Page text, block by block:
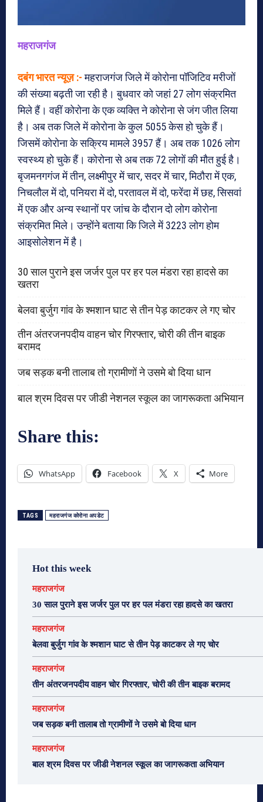
महराजगंज
दबंग भारत न्यूज़ :-महराजगंज जिले में कोरोना पॉजिटिव मरीजों
की संख्या बढ़ती जा रही है। बुधवार को जहां 27 लोग संक्रमित
मिले हैं। वहीं कोरोना के एक व्यक्ति ने कोरोना से जंग जीत लिया
है। अब तक जिले में कोरोना के कुल 5055 केस हो चुके हैं।
जिसमें कोरोना के सक्रिय मामले 3957 हैं। अब तक 1026 लोग
स्वस्थ्य हो चुके हैं। कोरोना से अब तक 72 लोगों की मौत हुई है।
बृजमनगगंज में तीन, लक्ष्मीपुर में चार, सदर में चार, मिठौरा में एक,
निचलौल में दो, पनियरा में दो, परतावल में दो, फरेंदा में छह, सिसवां
में एक और अन्य स्थानों पर जांच के दौरान दो लोग कोरोना
संक्रमित मिले। उन्होंने बताया कि जिले में 3223 लोग होम
आइसोलेशन में है।
30 साल पुराने इस जर्जर पुल पर हर पल मंडरा रहा हादसे का
खतरा
बेलवा बुर्जुग गांव के श्मशान घाट से तीन पेड़ काटकर ले गए चोर
तीन अंतरजनपदीय वाहन चोर गिरफ्तार, चोरी की तीन बाइक
बरामद
जब सड़क बनी तालाब तो ग्रामीणों ने उसमे बो दिया धान
बाल श्रम दिवस पर जीडी नेशनल स्कूल का जागरूकता अभियान
Share this:
WhatsApp Facebook X More
TAGS महराजगंज कोरोना अपडेट
Hot this week
महराजगंज
30 साल पुराने इस जर्जर पुल पर हर पल मंडरा रहा हादसे का खतरा
महराजगंज
बेलवा बुर्जुग गांव के श्मशान घाट से तीन पेड़ काटकर ले गए चोर
महराजगंज
तीन अंतरजनपदीय वाहन चोर गिरफ्तार, चोरी की तीन बाइक बरामद
महराजगंज
जब सड़क बनी तालाब तो ग्रामीणों ने उसमे बो दिया धान
महराजगंज
बाल श्रम दिवस पर जीडी नेशनल स्कूल का जागरूकता अभियान